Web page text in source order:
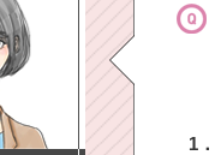
1．